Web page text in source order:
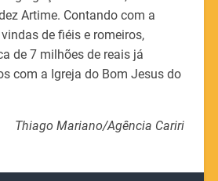
Artime. Contando com a
de fiéis e romeiros,
de 7 milhões de reais já
com a Igreja do Bom Jesus do
Thiago Mariano/Agência Cariri